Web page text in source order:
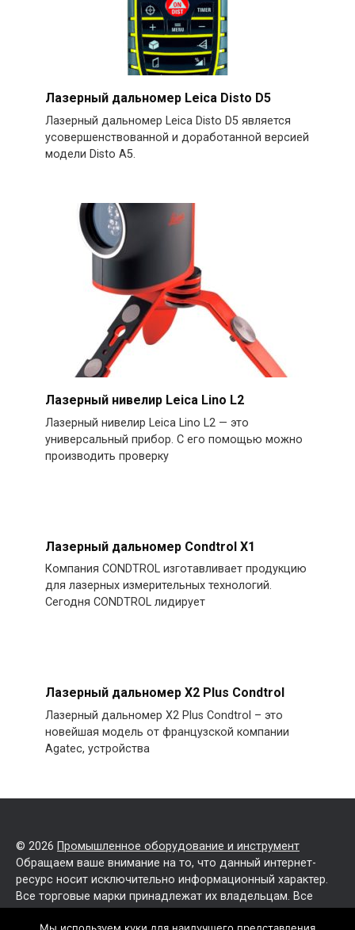
Лазерный дальномер Leica Disto D5
Лазерный дальномер Leica Disto D5 является
усовершенствованной и доработанной версией
модели Disto A5.
Лазерный нивелир Leica Lino L2
Лазерный нивелир Leica Lino L2 — это
универсальный прибор. C его помощью можно
производить проверку
Лазерный дальномер Condtrol X1
Компания CONDTROL изготавливает продукцию
для лазерных измерительных технологий.
Сегодня CONDTROL лидирует
Лазерный дальномер X2 Plus Condtrol
Лазерный дальномер X2 Plus Condtrol – это
новейшая модель от французской компании
Agatec, устройства
© 2026 Промышленное оборудование и инструмент
Обращаем ваше внимание на то, что данный интернет-
ресурс носит исключительно информационный характер.
Все торговые марки принадлежат их владельцам. Все